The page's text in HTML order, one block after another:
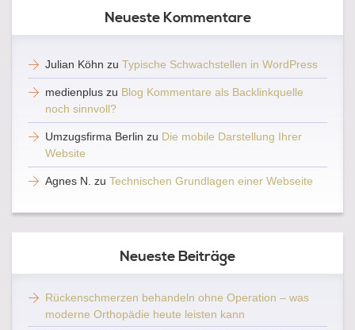
Neueste Kommentare
Julian Köhn zu Typische Schwachstellen in WordPress
medienplus zu Blog Kommentare als Backlinkquelle
noch sinnvoll?
Umzugsfirma Berlin zu Die mobile Darstellung Ihrer
Website
Agnes N. zu Technischen Grundlagen einer Webseite
Neueste Beiträge
Rückenschmerzen behandeln ohne Operation – was
moderne Orthopädie heute leisten kann